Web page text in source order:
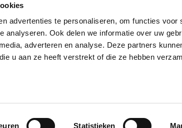
advertenties te personaliseren, om functies voor
analyseren. Ook delen we informatie over uw
adverteren en analyse. Deze partners
u aan ze heeft verstrekt of die ze hebben
Statistieken
Zzp